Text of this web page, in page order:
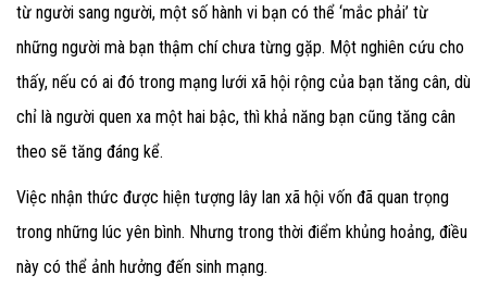
từ người sang người, một số hành vi bạn có thể ‘mắc phải’ từ
những người mà bạn thậm chí chưa từng gặp. Một nghiên cứu cho
thấy, nếu có ai đó trong mạng lưới xã hội rộng của bạn tăng cân, dù
chỉ là người quen xa một hai bậc, thì khả năng bạn cũng tăng cân
theo sẽ tăng đáng kể.
Việc nhận thức được hiện tượng lây lan xã hội vốn đã quan trọng
trong những lúc yên bình. Nhưng trong thời điểm khủng hoảng, điều
này có thể ảnh hưởng đến sinh mạng.